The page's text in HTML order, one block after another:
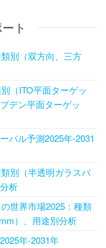
ト
別（双方向、三方
（ITO平面ターゲッ
デン平面ターゲッ
バル予測2025年-2031
別（半透明ガラスパ
析
世界市場2025：種類
）、用途別分析
年-2031年